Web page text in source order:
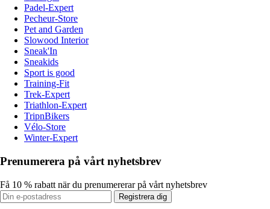
Padel-Expert
Pecheur-Store
Pet and Garden
Slowood Interior
Sneak'In
Sneakids
Sport is good
Training-Fit
Trek-Expert
Triathlon-Expert
TripnBikers
Vélo-Store
Winter-Expert
Prenumerera på vårt nyhetsbrev
Få 10 % rabatt när du prenumererar på vårt nyhetsbrev
Registrera dig